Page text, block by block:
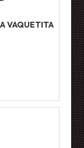
VAQUETITA